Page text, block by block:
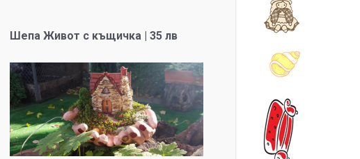
Шепа Живот с къщичка | 35 лв